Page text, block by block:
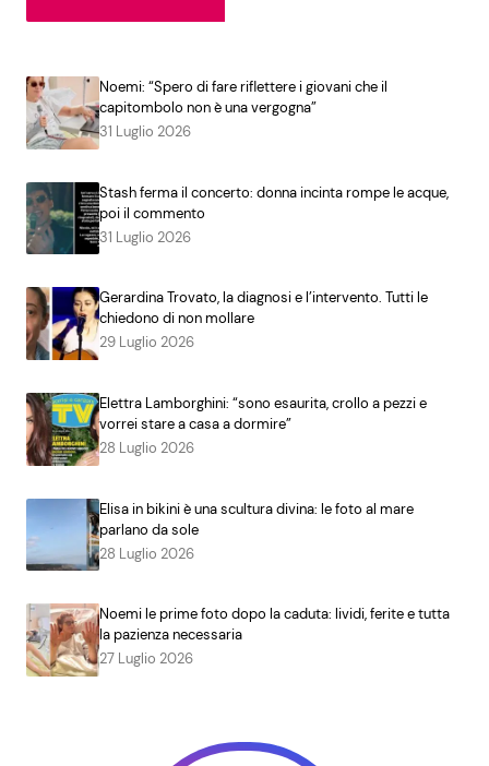
Noemi: “Spero di fare riflettere i giovani che il
capitombolo non è una vergogna”
31 Luglio 2026
Stash ferma il concerto: donna incinta rompe le acque,
poi il commento
31 Luglio 2026
Gerardina Trovato, la diagnosi e l’intervento. Tutti le
chiedono di non mollare
29 Luglio 2026
Elettra Lamborghini: “sono esaurita, crollo a pezzi e
vorrei stare a casa a dormire”
28 Luglio 2026
Elisa in bikini è una scultura divina: le foto al mare
parlano da sole
28 Luglio 2026
Noemi le prime foto dopo la caduta: lividi, ferite e tutta
la pazienza necessaria
27 Luglio 2026